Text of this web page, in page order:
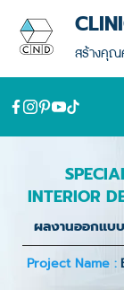
สร้างคุ
INTERIOR
ผลงานออกแบ
Project Name :